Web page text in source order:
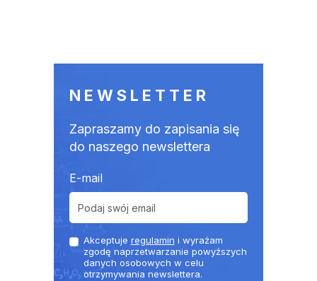
NEWSLETTER
Zapraszamy do zapisania się
do naszego newslettera
E-mail
Akceptuje regulamin i wyrażam
zgodę naprzetwarzanie powyższych
danych osobowych w celu
otrzymywania newslettera.